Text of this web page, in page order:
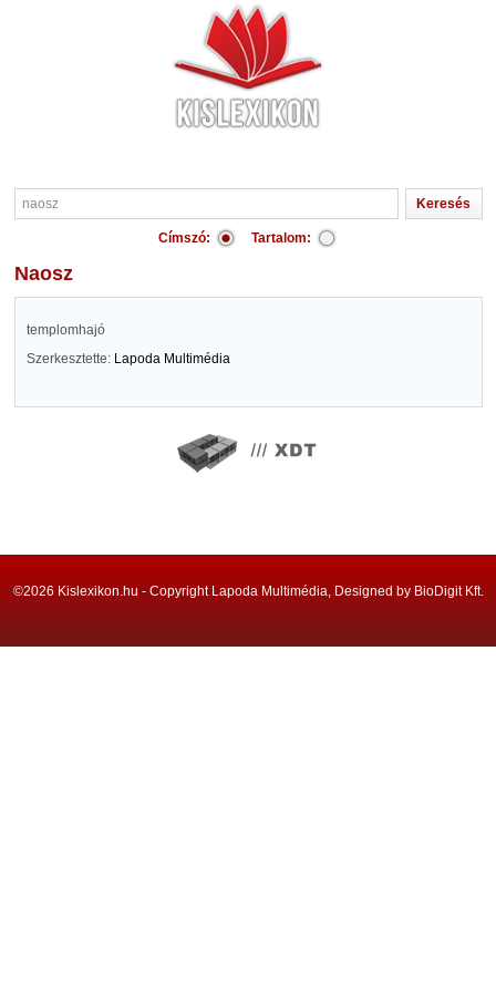
Címszó: Tartalom:
naosz
templomhajó
Szerkesztette: Lapoda Multimédia
©2026 Kislexikon.hu - Copyright Lapoda Multimédia, Designed by BioDigit Kft.